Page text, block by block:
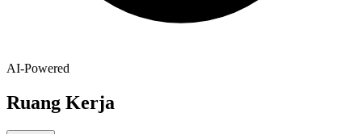
AI-Powered
Ruang Kerja